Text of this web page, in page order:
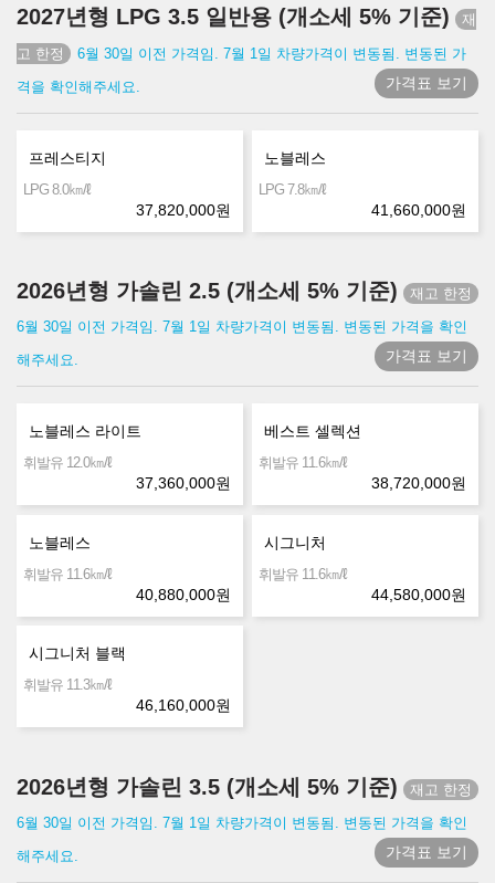
2027년형 LPG 3.5 일반용 (개소세 5% 기준)
6월 30일 이전 가격임. 7월 1일 차량가격이 변동됨. 변동된 가
격을 확인해주세요.
가격표 보기
프레스티지
LPG 8.0㎞/ℓ
37,820,000원
노블레스
LPG 7.8㎞/ℓ
41,660,000원
2026년형 가솔린 2.5 (개소세 5% 기준)
6월 30일 이전 가격임. 7월 1일 차량가격이 변동됨. 변동된 가격을 확인
해주세요.
가격표 보기
노블레스 라이트
휘발유 12.0㎞/ℓ
37,360,000원
베스트 셀렉션
휘발유 11.6㎞/ℓ
38,720,000원
노블레스
휘발유 11.6㎞/ℓ
40,880,000원
시그니처
휘발유 11.6㎞/ℓ
44,580,000원
시그니처 블랙
휘발유 11.3㎞/ℓ
46,160,000원
2026년형 가솔린 3.5 (개소세 5% 기준)
6월 30일 이전 가격임. 7월 1일 차량가격이 변동됨. 변동된 가격을 확인
해주세요.
가격표 보기